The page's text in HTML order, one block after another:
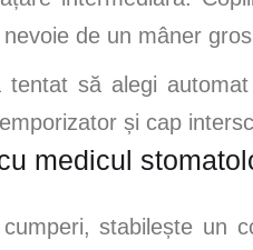
nevoie de un mâner
tentat să alegi
și cap
medicul
stabilește un